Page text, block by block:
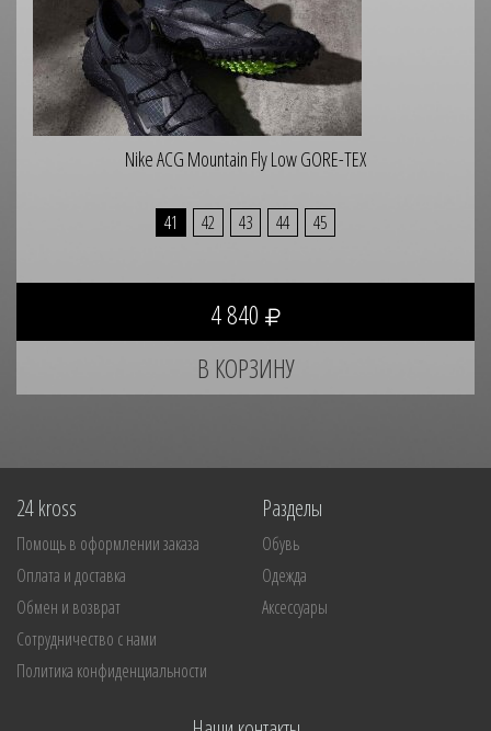
Nike ACG Mountain Fly Low GORE-TEX
41 42 43 44 45
4 840
24 kross
Помощь в оформлении заказа
Оплата и доставка
Обмен и возврат
Сотрудничество с нами
Политика конфиденциальности
Разделы
Обувь
Одежда
Аксессуары